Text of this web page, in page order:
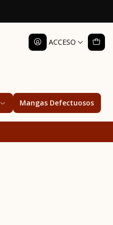
ACCESO
Mangas Defectuosos